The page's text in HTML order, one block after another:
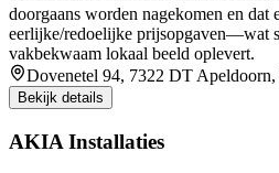
doorgaans worden nagekomen en dat
eerlijke/redoelijke prijsopgaven—wat
vakbekwaam lokaal beeld oplevert.
Dovenetel 94, 7322 DT Apeldoorn,
Bekijk details
AKIA Installaties